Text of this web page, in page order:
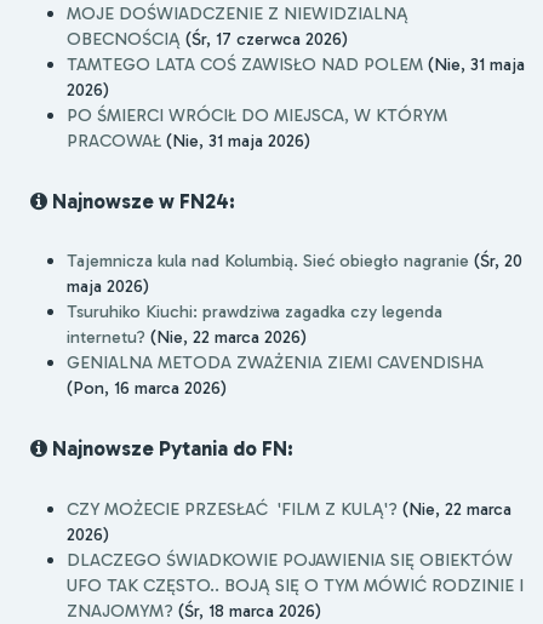
MOJE DOŚWIADCZENIE Z NIEWIDZIALNĄ
OBECNOŚCIĄ (Śr, 17 czerwca 2026)
TAMTEGO LATA COŚ ZAWISŁO NAD POLEM (Nie, 31 maja
2026)
PO ŚMIERCI WRÓCIŁ DO MIEJSCA, W KTÓRYM
PRACOWAŁ (Nie, 31 maja 2026)
Najnowsze w FN24:
Tajemnicza kula nad Kolumbią. Sieć obiegło nagranie (Śr, 20
maja 2026)
Tsuruhiko Kiuchi: prawdziwa zagadka czy legenda
internetu? (Nie, 22 marca 2026)
GENIALNA METODA ZWAŻENIA ZIEMI CAVENDISHA
(Pon, 16 marca 2026)
Najnowsze Pytania do FN:
CZY MOŻECIE PRZESŁAĆ 'FILM Z KULĄ'? (Nie, 22 marca
2026)
DLACZEGO ŚWIADKOWIE POJAWIENIA SIĘ OBIEKTÓW
UFO TAK CZĘSTO.. BOJĄ SIĘ O TYM MÓWIĆ RODZINIE I
ZNAJOMYM? (Śr, 18 marca 2026)